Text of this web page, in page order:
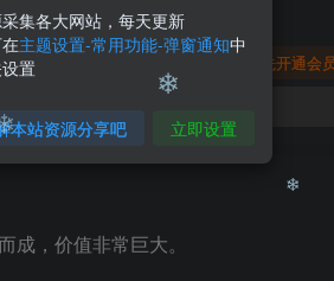
钻石会员免费
您暂无购买权限，请先开通会
，价值非常巨大。
集各大网站，每天更新
主题设置-常用功能-弹窗通知中
置
本站资源分享吧 立即设置